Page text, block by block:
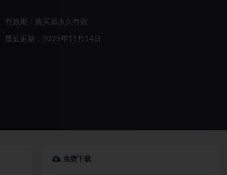
有效期：购买后永久有效
最近更新：2025年11月14日
免费下载